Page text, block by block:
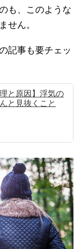
も、このような
せん。
記事も要チェッ
と原因】浮気の
と見抜くこと